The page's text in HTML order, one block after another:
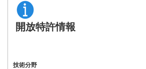
開放特許情報
技術分野